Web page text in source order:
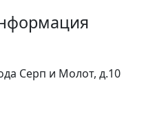
Серп и Молот, д.10